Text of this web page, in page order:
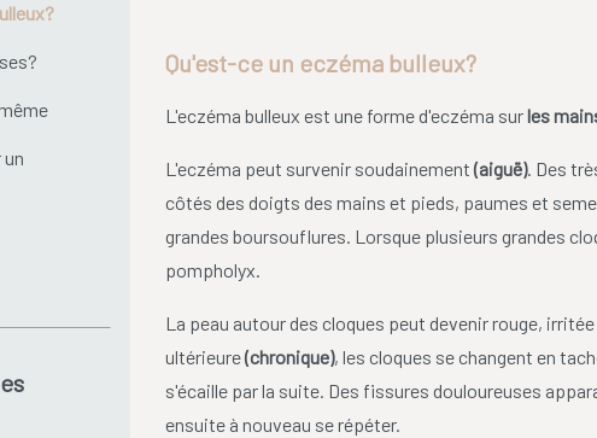
Qu'est-ce un eczéma bulleux?
L'eczéma bulleux est une forme d'eczéma surles
L'eczéma peut survenir soudainement (aiguë). Des
côtés des doigts des mains et pieds, paumes et
grandes boursouflures. Lorsque plusieurs grandes
pompholyx.
La peau autour des cloques peut devenir rouge,
ultérieure(chronique), les cloques se changent en
s'écaille par la suite. Des fissures douloureuses
ensuite à nouveau se répéter.